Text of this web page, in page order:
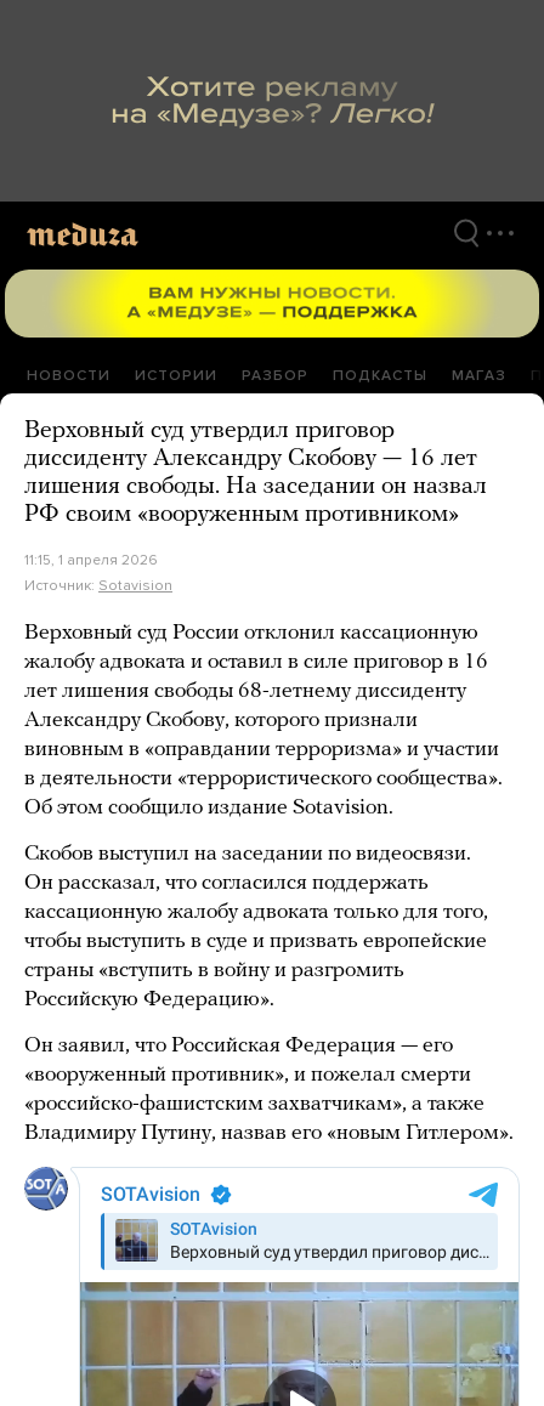
НОВОСТИ ИСТОРИИ РАЗБОР ПОДКАСТЫ МАГАЗ
Верховный суд утвердил приговор
диссиденту Александру Скобову — 16 лет
лишения свободы. На заседании он назвал
РФ своим «вооруженным противником»
11:15, 1 апреля 2026
Источник: Sotavision
Верховный суд России отклонил кассационную
жалобу адвоката и оставил в силе приговор в 16
лет лишения свободы 68-летнему диссиденту
Александру Скобову, которого признали
виновным в «оправдании терроризма» и участии
в деятельности «террористического сообщества».
Об этом сообщило издание Sotavision.
Скобов выступил на заседании по видеосвязи.
Он рассказал, что согласился поддержать
кассационную жалобу адвоката только для того,
чтобы выступить в суде и призвать европейские
страны «вступить в войну и разгромить
Российскую Федерацию».
Он заявил, что Российская Федерация — его
«вооруженный противник», и пожелал смерти
«российско-фашистским захватчикам», а также
Владимиру Путину, назвав его «новым Гитлером».